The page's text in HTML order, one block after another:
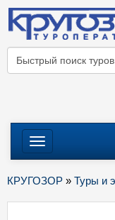
Меню
КРУГОЗОР » Туры и